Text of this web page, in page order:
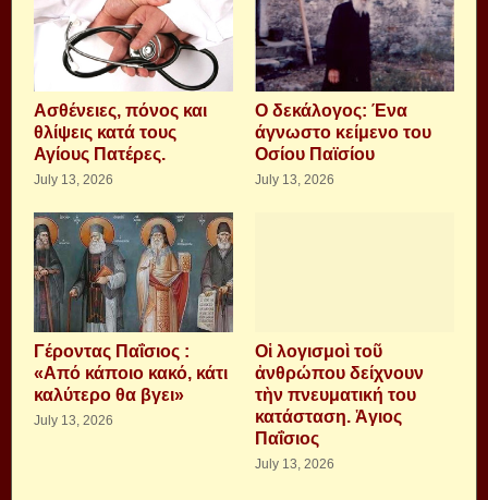
Aσθένειες, πόνος και
θλίψεις κατά τους
Αγίους Πατέρες.
July 13, 2026
Ο δεκάλογος: Ένα
άγνωστο κείμενο του
Οσίου Παϊσίου
July 13, 2026
Γέροντας Παΐσιος :
«Από κάποιο κακό, κάτι
καλύτερο θα βγει»
July 13, 2026
Οἱ λογισμοὶ τοῦ
ἀνθρώπου δείχνουν
τὴν πνευματική του
κατάσταση. Ἁγιος
Παΐσιος
July 13, 2026